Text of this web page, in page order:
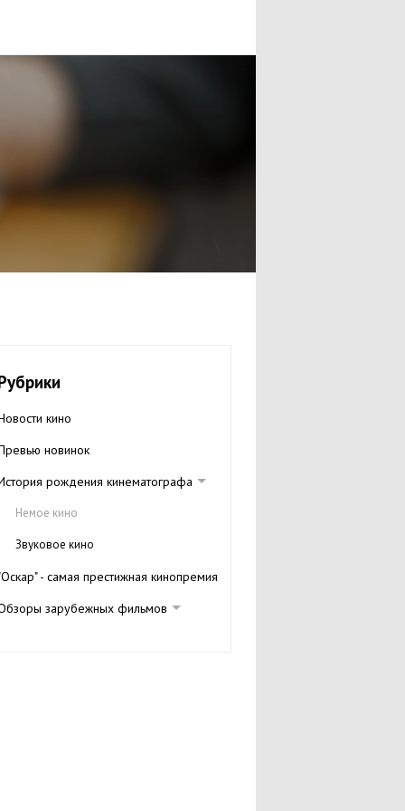
кино
новинок
рождения кинематографа
Немое кино
Звуковое кино
- самая престижная кинопремия
зарубежных фильмов